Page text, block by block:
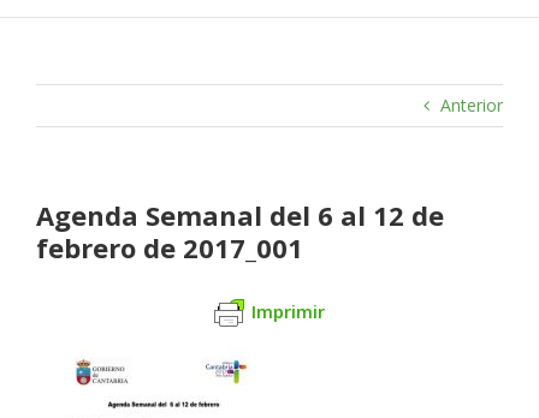
Anterior
Agenda Semanal del 6 al 12 de
febrero de 2017_001
Imprimir